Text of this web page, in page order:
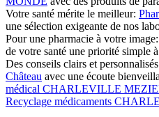
Votre santé mérite le meilleur:
une sélection exigeante de nos
Pour une pharmacie à votre image:
de votre santé une priorité simple
Des conseils clairs et
Château avec une écoute
médical CHARLEVILLE
Recyclage médicaments